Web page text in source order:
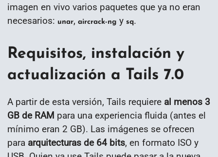
imagen en vivo varios paquetes que ya no eran
necesarios: unar, aircrack-ng y sq.
Requisitos, instalación y
actualización a Tails 7.0
A partir de esta versión, Tails requiere al menos 3
GB de RAM para una experiencia fluida (antes el
mínimo eran 2 GB). Las imágenes se ofrecen
para arquitecturas de 64 bits, en formato ISO y